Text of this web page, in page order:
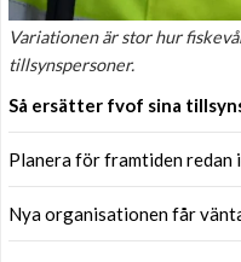
Variationen är stor hur
tillsynspersoner.
Så ersätter fvof sina
Planera för framtiden redan
Nya organisationen får